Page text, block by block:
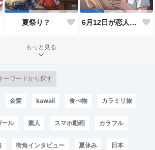
夏祭り？ 6月12日が恋人の日と言うので…
もっと見る
ーワードから探す
金髪 kawaii 食べ物 カラミリ旅
ール 素人 スマホ動画 カラフル
街角インタビュー 夏休み 日本